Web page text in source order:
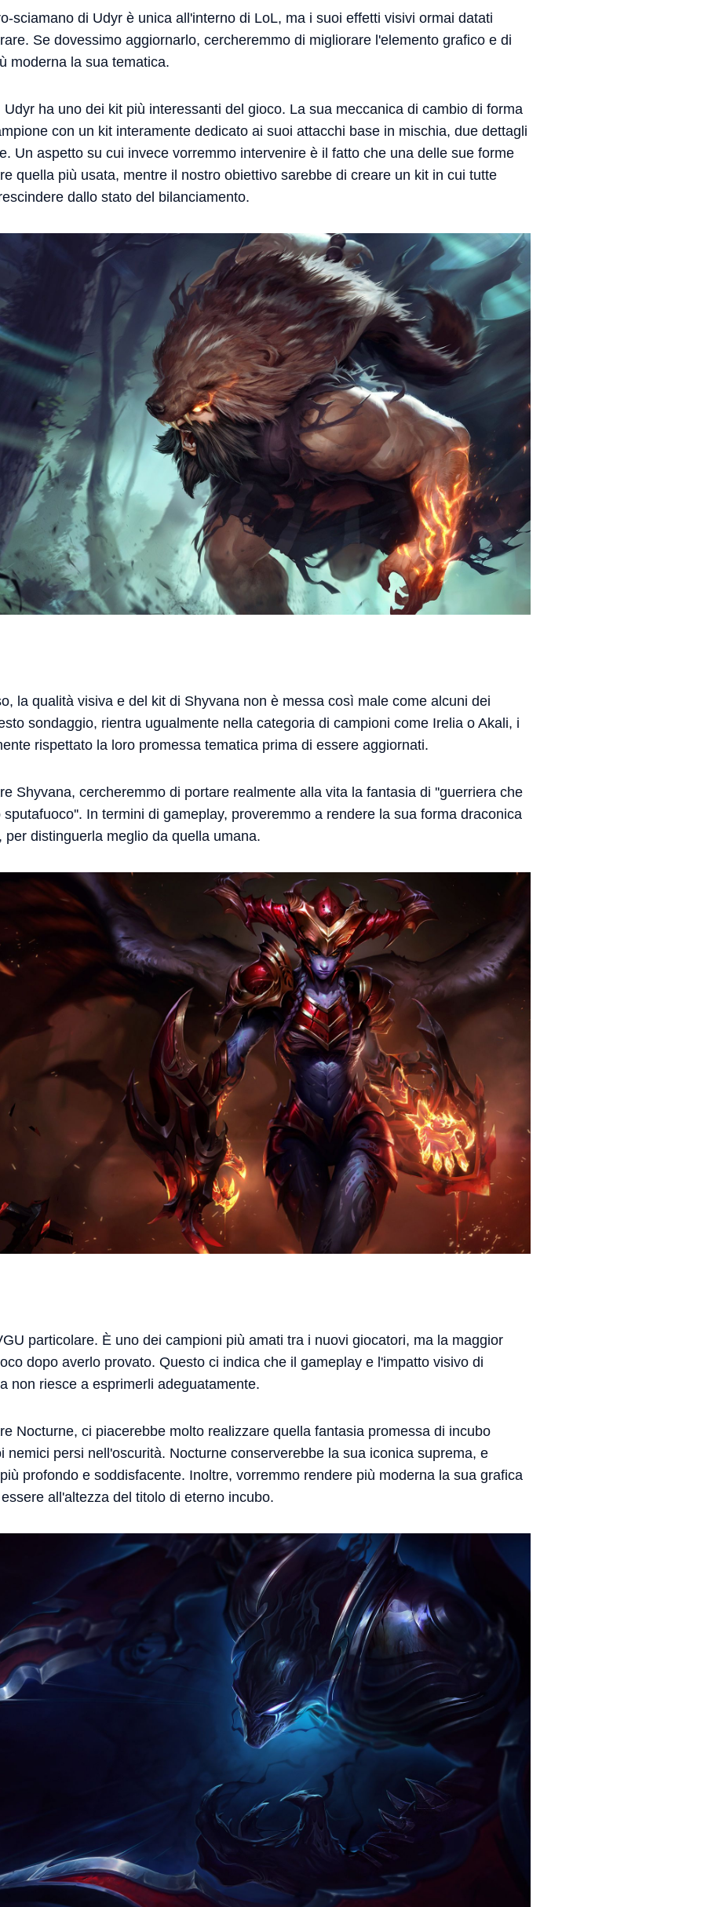
sciamano di Udyr è unica all'interno di LoL, ma i suoi effetti visivi ormai datati
Se dovessimo aggiornarlo, cercheremmo di migliorare l'elemento grafico e di
moderna la sua tematica.
ha uno dei kit più interessanti del gioco. La sua meccanica di cambio di forma
con un kit interamente dedicato ai suoi attacchi base in mischia, due dettagli
Un aspetto su cui invece vorremmo intervenire è il fatto che una delle sue forme
quella più usata, mentre il nostro obiettivo sarebbe di creare un kit in cui tutte
dallo stato del bilanciamento.
la qualità visiva e del kit di Shyvana non è messa così male come alcuni dei
sondaggio, rientra ugualmente nella categoria di campioni come Irelia o Akali, i
rispettato la loro promessa tematica prima di essere aggiornati.
Shyvana, cercheremmo di portare realmente alla vita la fantasia di ''guerriera che
In termini di gameplay, proveremmo a rendere la sua forma draconica
per distinguerla meglio da quella umana.
particolare. È uno dei campioni più amati tra i nuovi giocatori, ma la maggior
dopo averlo provato. Questo ci indica che il gameplay e l'impatto visivo di
non riesce a esprimerli adeguatamente.
Nocturne, ci piacerebbe molto realizzare quella fantasia promessa di incubo
nemici persi nell'oscurità. Nocturne conserverebbe la sua iconica suprema, e
profondo e soddisfacente. Inoltre, vorremmo rendere più moderna la sua grafica
all'altezza del titolo di eterno incubo.